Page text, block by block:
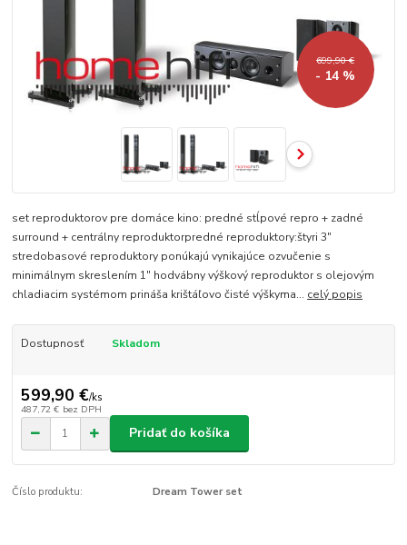
699,90 €
- 14 %
set reproduktorov pre domáce kino: predné stĺpové repro + zadné
surround + centrálny reproduktorpredné reproduktory:štyri 3"
stredobasové reproduktory ponúkajú vynikajúce ozvučenie s
minimálnym skreslením 1" hodvábny výškový reproduktor s olejovým
chladiacim systémom prináša krištáľovo čisté výškyma... celý popis
Dostupnosť Skladom
599,90 €/ks
487,72 € bez DPH
Pridať do košíka
Číslo produktu: Dream Tower set